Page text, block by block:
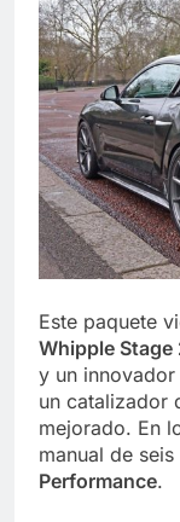
Este paquete
Whipple Stage
y un
un catalizador
mejorado. En
manual de
Performance.